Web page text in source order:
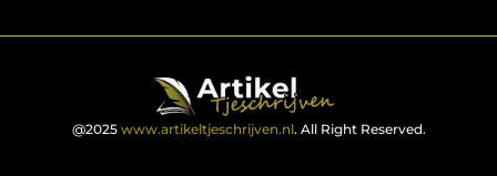
@2025 www.artikeltjeschrijven.nl. All Right Reserved.